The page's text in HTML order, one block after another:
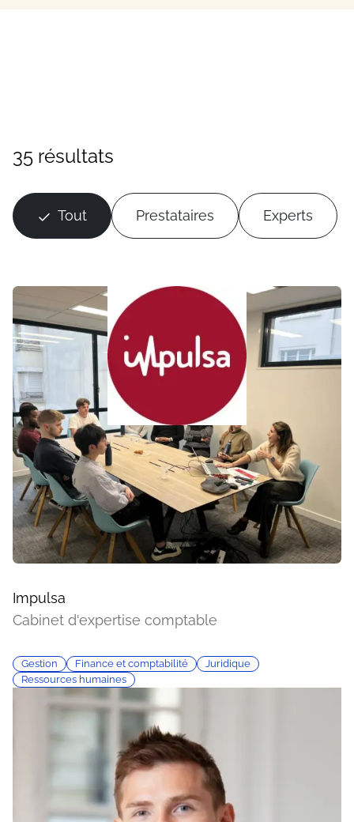
35 résultats
Tout Prestataires Experts
Impulsa
Cabinet d'expertise comptable
Gestion Finance et comptabilité
Juridique
Ressources humaines